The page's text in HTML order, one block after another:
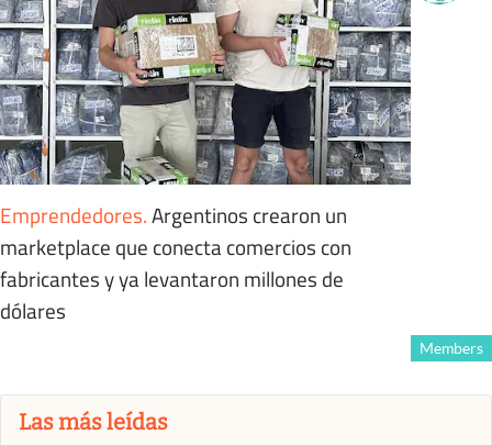
Emprendedores.Argentinos crearon un
marketplace que conecta comercios con
fabricantes y ya levantaron millones de
dólares
Members
Las más leídas